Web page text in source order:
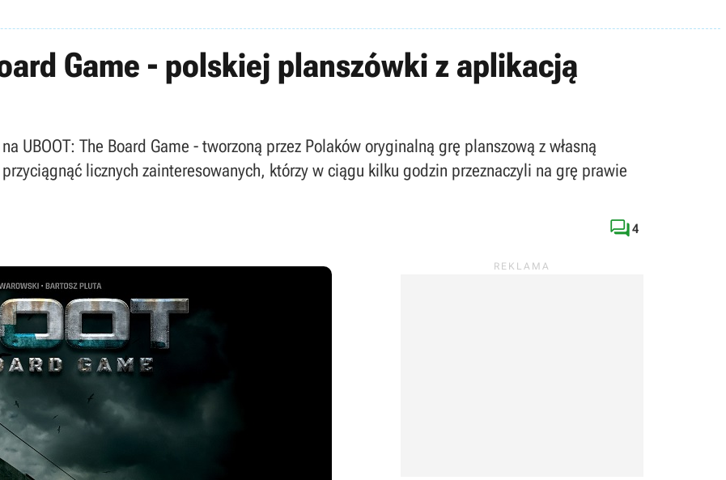
Game - polskiej planszówki z aplikacją
UBOOT: The Board Game - tworzoną przez Polaków oryginalną grę planszową z własną
licznych zainteresowanych, którzy w ciągu kilku godzin przeznaczyli na grę prawie
4